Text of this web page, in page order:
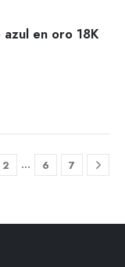
en oro 18K
2 … 6 7